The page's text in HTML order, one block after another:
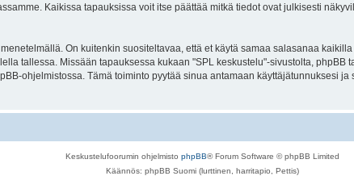
Kaikissa tapauksissa voit itse päättää mitkä tiedot ovat julkisesti
On kuitenkin suositeltavaa, että et käytä samaa salasanaa
tallessa. Missään tapauksessa kukaan "SPL keskustelu"-sivustolta,
ohjelmistossa. Tämä toiminto pyytää sinua antamaan käyttäjätunnuksesi
Keskustelufoorumin ohjelmisto phpBB® Forum Software © phpBB Limited
Käännös: phpBB Suomi (lurttinen, harritapio, Pettis)